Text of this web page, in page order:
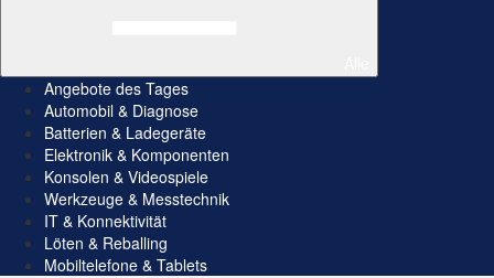
Angebote des Tages
Automobil & Diagnose
Batterien & Ladegeräte
Elektronik & Komponenten
Konsolen & Videospiele
Werkzeuge & Messtechnik
IT & Konnektivität
Löten & Reballing
Mobiltelefone & Tablets